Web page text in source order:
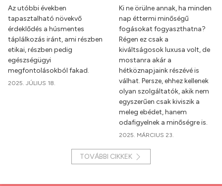
Az utóbbi években
tapasztalható növekvő
érdeklődés a húsmentes
táplálkozás iránt, ami részben
etikai, részben pedig
egészségügyi
megfontolásokból fakad.
2025. JÚLIUS 18.
Ki ne örülne annak, ha minden
nap éttermi minőségű
fogásokat fogyaszthatna?
Régen ez csak a
kiváltságosok luxusa volt, de
mostanra akár a
hétköznapjaink részévé is
válhat. Persze, ehhez kellenek
olyan szolgáltatók, akik nem
egyszerűen csak kiviszik a
meleg ebédet, hanem
odafigyelnek a minőségre is.
2025. MÁRCIUS 23.
TOVÁBBI CIKKEK